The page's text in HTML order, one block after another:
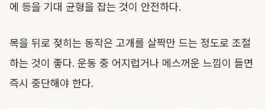
에 등을 기대 균형을 잡는 것이 안전하다.
목을 뒤로 젖히는 동작은 고개를 살짝만 드는 정도로 조절
하는 것이 좋다. 운동 중 어지럽거나 메스꺼운 느낌이 들면
즉시 중단해야 한다.